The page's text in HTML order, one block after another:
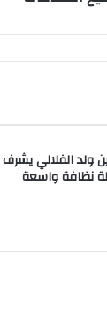
ولد الفلالي يشرف
نظافة واسعة